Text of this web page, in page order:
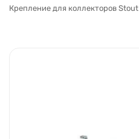
Крепление для коллекторов Stout